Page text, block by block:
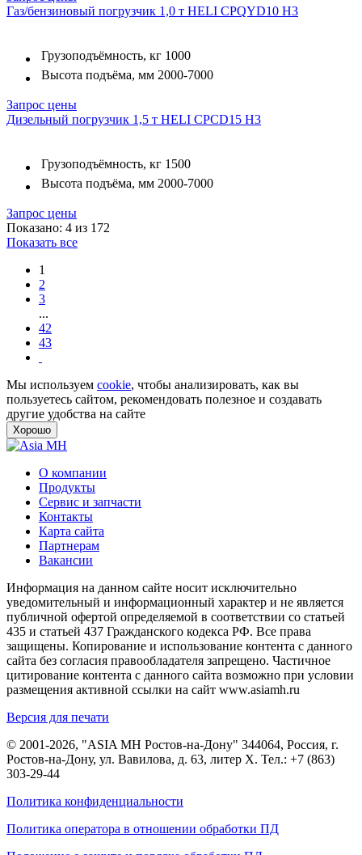
Газ/бензиновый погрузчик 1,0 т HELI CPQYD10 H3
Грузоподъёмность, кг 1000
Высота подъёма, мм 2000-7000
Запрос цены
Дизельный погрузчик 1,5 т HELI CPСD15 H3
Грузоподъёмность, кг 1500
Высота подъёма, мм 2000-7000
Запрос цены
Показано: 4 из 172
Показать все
1
2
3
...
42
43
Мы используем cookie, чтобы анализировать, как вы
пользуетесь сайтом, рекомендовать полезное и создавать
другие удобства на сайте
Хорошо
О компании
Продукты
Сервис и запчасти
Контакты
Карта сайта
Партнерам
Вакансии
Информация на данном сайте носит исключительно
уведомительный и информационный характер и не является
публичной офертой определяемой в соответствии со статьей
435 и статьей 437 Гражданского кодекса РФ. Все права
защищены. Копирование и использование контента с данного
сайта без согласия правообладателя запрещено. Частичное
цитирование контента с данного сайта возможно при условии
размещения активной ссылки на сайт www.asiamh.ru
Версия для печати
© 2001-2026, "ASIA MH Ростов-на-Дону" 344064, Россия, г.
Ростов-на-Дону, ул. Вавилова, д. 63, литер Х. Тел.: +7 (863)
303-29-44
Политика конфиденциальности
Политика оператора в отношении обработки ПД